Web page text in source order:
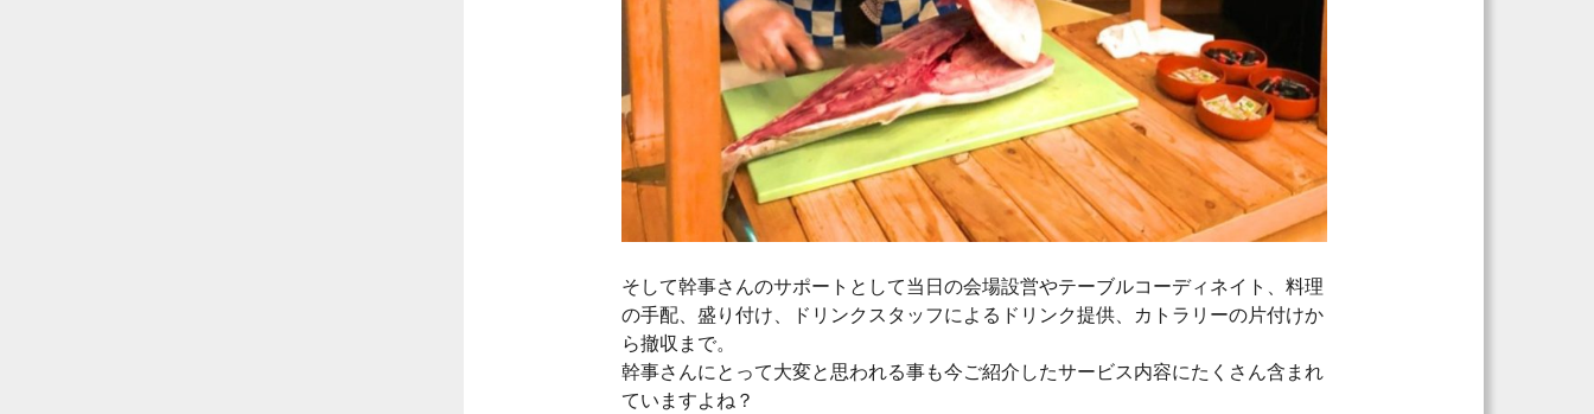
そして幹事さんのサポートとして当日の会場設営やテーブルコーディネイト、料理
の手配、盛り付け、ドリンクスタッフによるドリンク提供、カトラリーの片付けか
ら撤収まで。
幹事さんにとって大変と思われる事も今ご紹介したサービス内容にたくさん含まれ
ていますよね？